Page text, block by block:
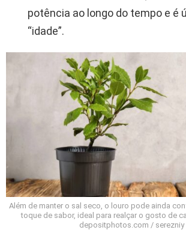
potência ao longo do tempo e é
“idade”.
Além de manter o sal seco, o louro pode ainda
toque de sabor, ideal para realçar o gosto de
depositphotos.com / serezniy